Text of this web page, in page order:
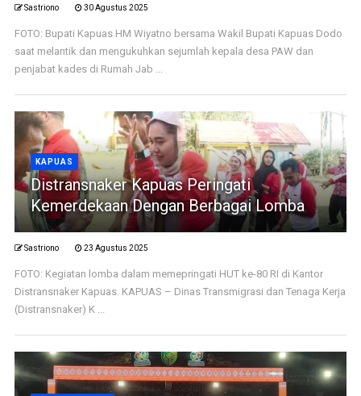
Sastriono 30 Agustus 2025
FOTO: Bupati Kapuas HM Wiyatno bersama Wakil Bupati Kapuas Dodo
saat melantik dan mengukuhkan sejumlah kepala desa PAW dan
penjabat kades di Rumah Jab ...
KAPUAS
Distransnaker Kapuas Peringati
Kemerdekaan Dengan Berbagai Lomba
Sastriono 23 Agustus 2025
FOTO: Kegiatan lomba dalam memepringati HUT ke-80 RI di Kantor
Distransnaker Kapuas. KAPUAS – Dinas Transmigrasi dan Tenaga Kerja
(Distransnaker) K ...